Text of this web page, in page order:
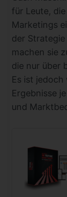
für Leute,
Marketings
der
machen sie
die nur über
Es ist
Ergebnisse
und